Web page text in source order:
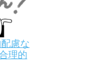
慮な
理的